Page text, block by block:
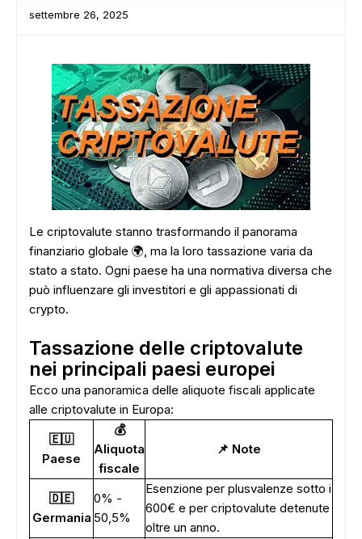
settembre 26, 2025
Le criptovalute stanno trasformando il panorama
finanziario globale 🌍, ma la loro tassazione varia da
stato a stato. Ogni paese ha una normativa diversa che
può influenzare gli investitori e gli appassionati di
crypto.
Tassazione delle criptovalute
nei principali paesi europei
Ecco una panoramica delle aliquote fiscali applicate
alle criptovalute in Europa:
🇪🇺
Paese
💰
Aliquota
fiscale
📌 Note
🇩🇪
Germania
0% -
50,5%
Esenzione per plusvalenze sotto i
600€ e per criptovalute detenute
oltre un anno.